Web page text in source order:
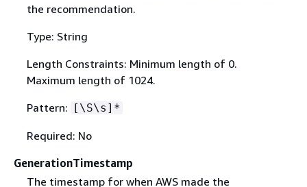
the recommendation.
Type: String
Length Constraints: Minimum length of 0.
Maximum length of 1024.
Pattern: [\S\s]*
Required: No
GenerationTimestamp
The timestamp for when AWS made the